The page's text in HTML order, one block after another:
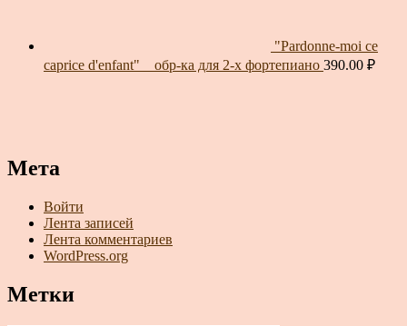
"Pardonne-moi ce
caprice d'enfant" _ обр-ка для 2-х фортепиано 390.00 ₽
Мета
Войти
Лента записей
Лента комментариев
WordPress.org
Метки